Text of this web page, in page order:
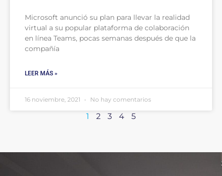
Microsoft anunció su plan para llevar la realidad
virtual a su popular plataforma de colaboración
en línea Teams, pocas semanas después de que la
compañía
LEER MÁS »
16 noviembre, 2021 No hay comentarios
1 2 3 4 5